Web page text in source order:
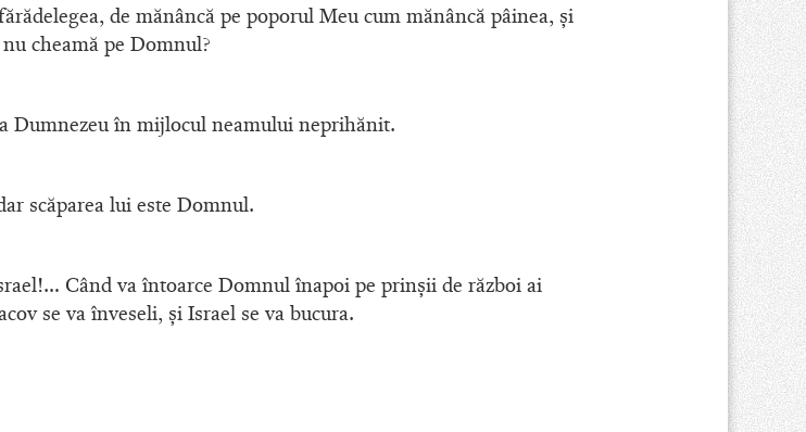
de mănâncă pe poporul Meu cum mănâncă pâinea, şi
nu cheamă pe Domnul?
Dumnezeu în mijlocul neamului neprihănit.
scăparea lui este Domnul.
Când va întoarce Domnul înapoi pe prinşii de război ai
se va înveseli, şi Israel se va bucura.